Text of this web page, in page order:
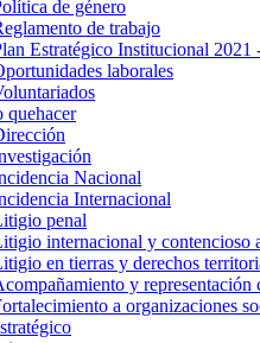
de género
de trabajo
Estratégico Institucional 2021
laborales
quehacer
Nacional
Internacional
penal
internacional y contencioso
en tierras y derechos
y representación
a organizaciones